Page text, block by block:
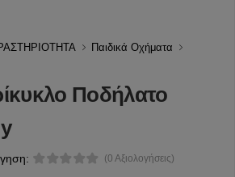
Παιδικά Οχήματα
Ποδήλατο
(0 Αξιολογήσεις)